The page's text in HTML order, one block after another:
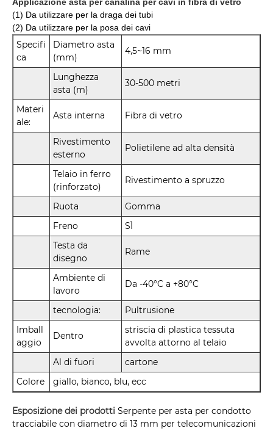
(1) Da utilizzare per la draga dei tubi
(2) Da utilizzare per la posa dei cavi
Specifi
ca
Diametro asta
(mm)
4,5~16 mm
Lunghezza
asta (m)
30-500 metri
Materi
ale:
Asta interna Fibra di vetro
Rivestimento
esterno
Polietilene ad alta densità
Telaio in ferro
(rinforzato)
Rivestimento a spruzzo
Ruota
Gomma
Freno
SÌ
Testa da
disegno
Rame
Ambiente di
lavoro
Da -40°C a +80°C
tecnologia:
Pultrusione
Imball
aggio
Dentro
striscia di plastica tessuta
avvolta attorno al telaio
Al di fuori
cartone
Colore
giallo, bianco, blu, ecc
Esposizione dei prodotti Serpente per asta per condotto
tracciabile con diametro di 13 mm per telecomunicazioni